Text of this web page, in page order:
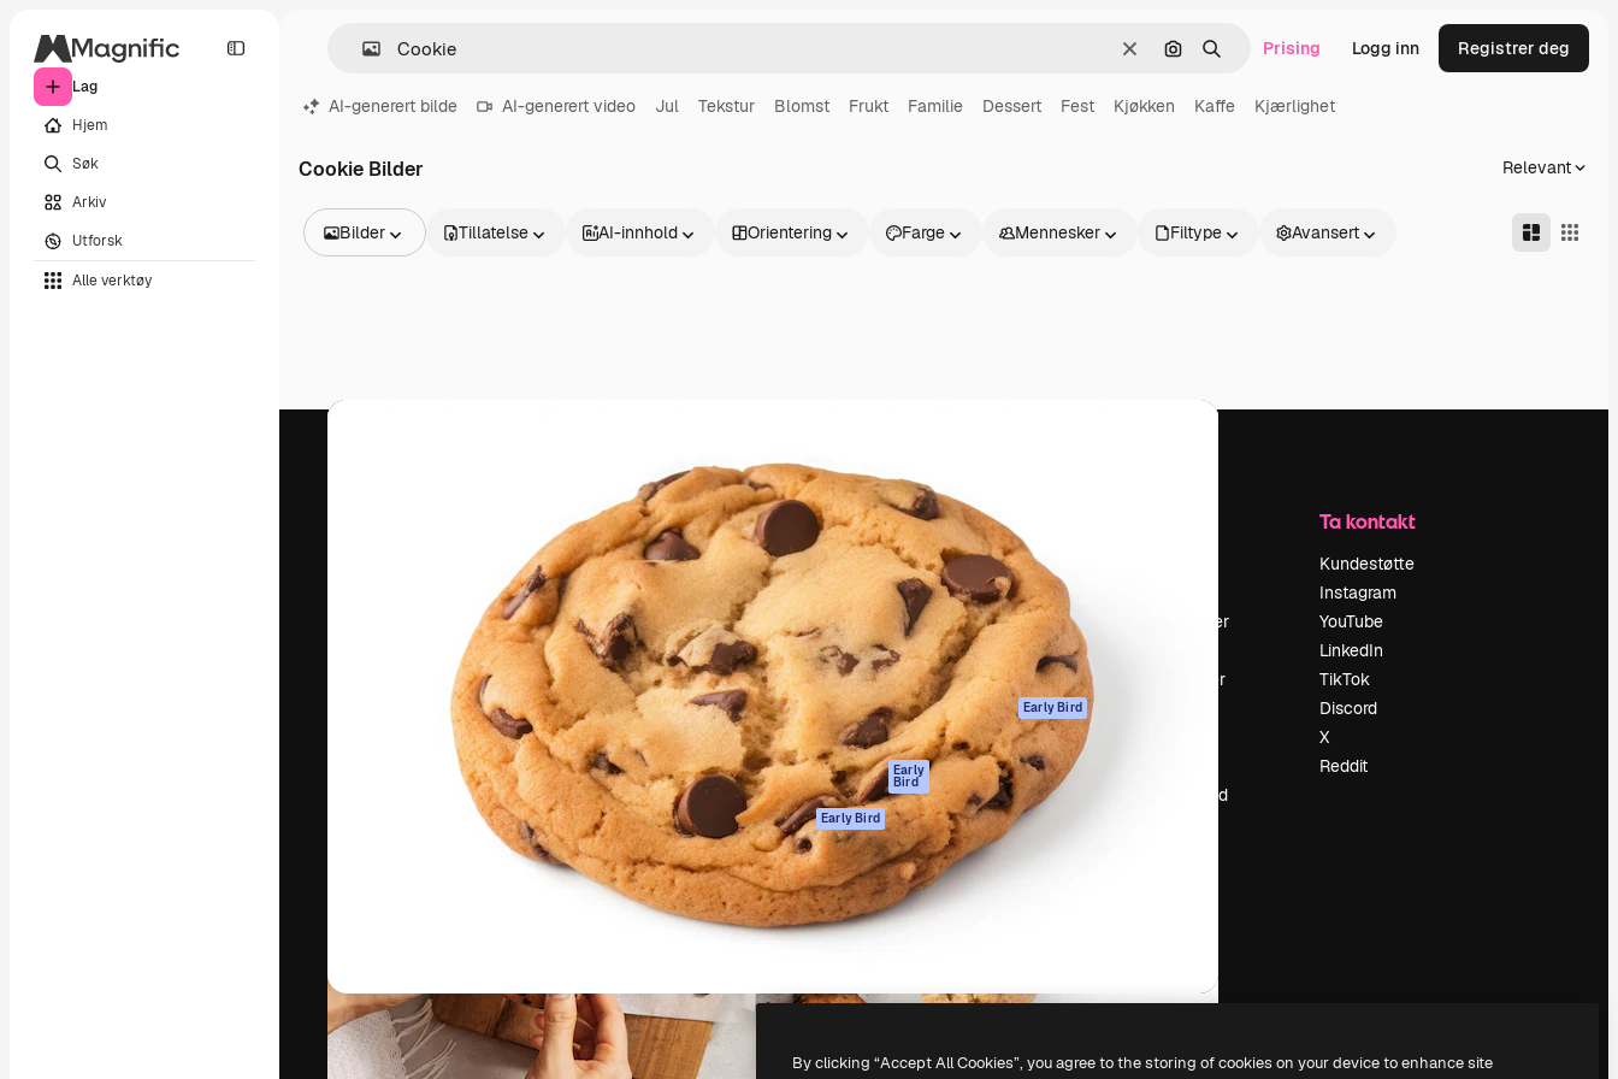
Lag
Hjem
Søk
Arkiv
Utforsk
Alle verktøy
Slett Søk etter bilde
Søk Prising Logg inn Registrer deg
AI-generert bilde AI-generert video Jul Tekstur Blomst Frukt Familie Dessert Fest Kjøkken Kaffe Kjærlighet
Cookie Bilder Relevant
Bilder
Videoer
Tillatelse AI-innhold Orientering Farge Mennesker Filtype Avansert
Den kreative plattformen for å lede ditt
beste arbeid. Mer enn 1 million abonnenter
blant kreative, selskaper, byråer og studioer.
Norsk bokmål
Produkter
Spaces
AI-assistent
AI Image Generator
AI-videogenerator
AI-
stemmegenerator
Arkivinnhold
MCP for
Claude/ChatGPT
Early
Bird
Agenter Early Bird
API
Mobilapp
Alle Magnific-
verktøy
Kom i gang
Academy
Dokumentasjon
Support
Vilkår for bruk
Personvernerklæring
Originaler Early Bird
Retningslinjer for
informasjonskapsler
Tillitssenter
Affiliates
For bedrifter
Anmeldelser
Søketrender
Selg innhold
Ta kontakt
Kundestøtte
Instagram
YouTube
LinkedIn
TikTok
Discord
X
Reddit
Copyright © 2010-2026Freepik Company S.L.U. Alle rettigheter forbeholdt.
By clicking “Accept All Cookies”, you agree to the storing of cookies on your device to enhance site